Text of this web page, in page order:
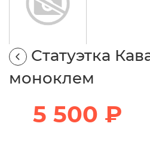
Статуэтка
моноклем
5 500 ₽